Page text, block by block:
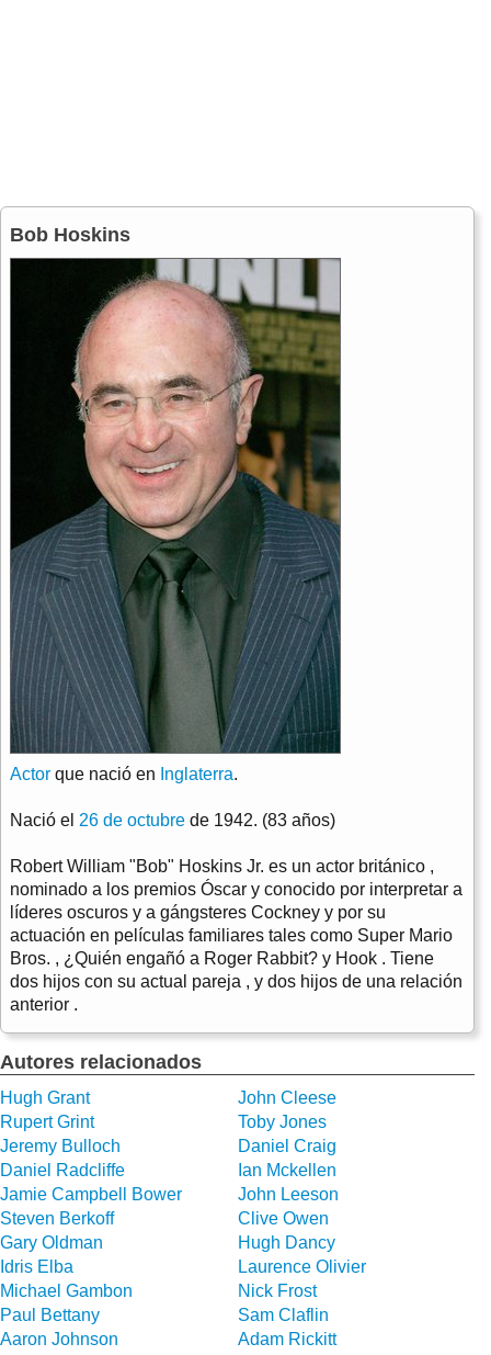
Bob Hoskins
Actor que nació en Inglaterra.
Nació el 26 de octubre de 1942. (83 años)
Robert William "Bob" Hoskins Jr. es un actor británico ,
nominado a los premios Óscar y conocido por interpretar a
líderes oscuros y a gángsteres Cockney y por su
actuación en películas familiares tales como Super Mario
Bros. , ¿Quién engañó a Roger Rabbit? y Hook . Tiene
dos hijos con su actual pareja , y dos hijos de una relación
anterior .
Autores relacionados
Hugh Grant
John Cleese
Rupert Grint
Toby Jones
Jeremy Bulloch
Daniel Craig
Daniel Radcliffe
Ian Mckellen
Jamie Campbell Bower
John Leeson
Steven Berkoff
Clive Owen
Gary Oldman
Hugh Dancy
Idris Elba
Laurence Olivier
Michael Gambon
Nick Frost
Paul Bettany
Sam Claflin
Aaron Johnson
Adam Rickitt